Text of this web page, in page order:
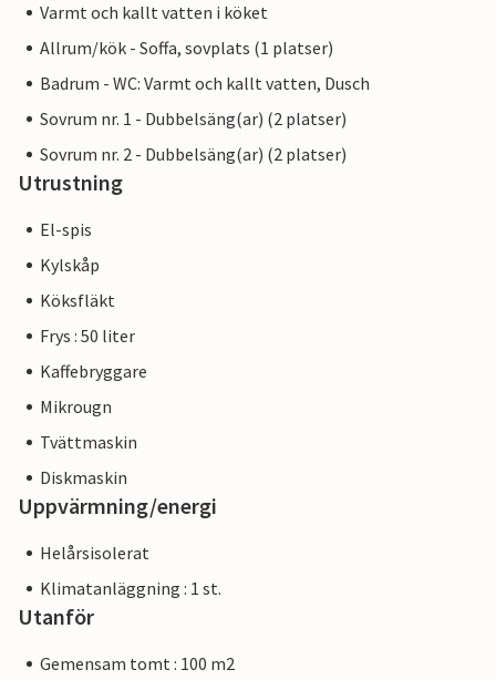
Varmt och kallt vatten i köket
Allrum/kök - Soffa, sovplats (1 platser)
Badrum - WC: Varmt och kallt vatten, Dusch
Sovrum nr. 1 - Dubbelsäng(ar) (2 platser)
Sovrum nr. 2 - Dubbelsäng(ar) (2 platser)
Utrustning
El-spis
Kylskåp
Köksfläkt
Frys : 50 liter
Kaffebryggare
Mikrougn
Tvättmaskin
Diskmaskin
Uppvärmning/energi
Helårsisolerat
Klimatanläggning : 1 st.
Utanför
Gemensam tomt : 100 m2